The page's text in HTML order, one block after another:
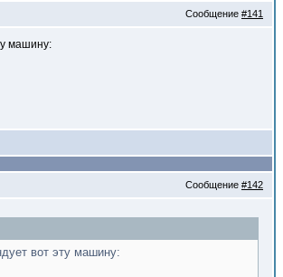
Сообщение #141
машину:
Сообщение #142
вот эту машину: